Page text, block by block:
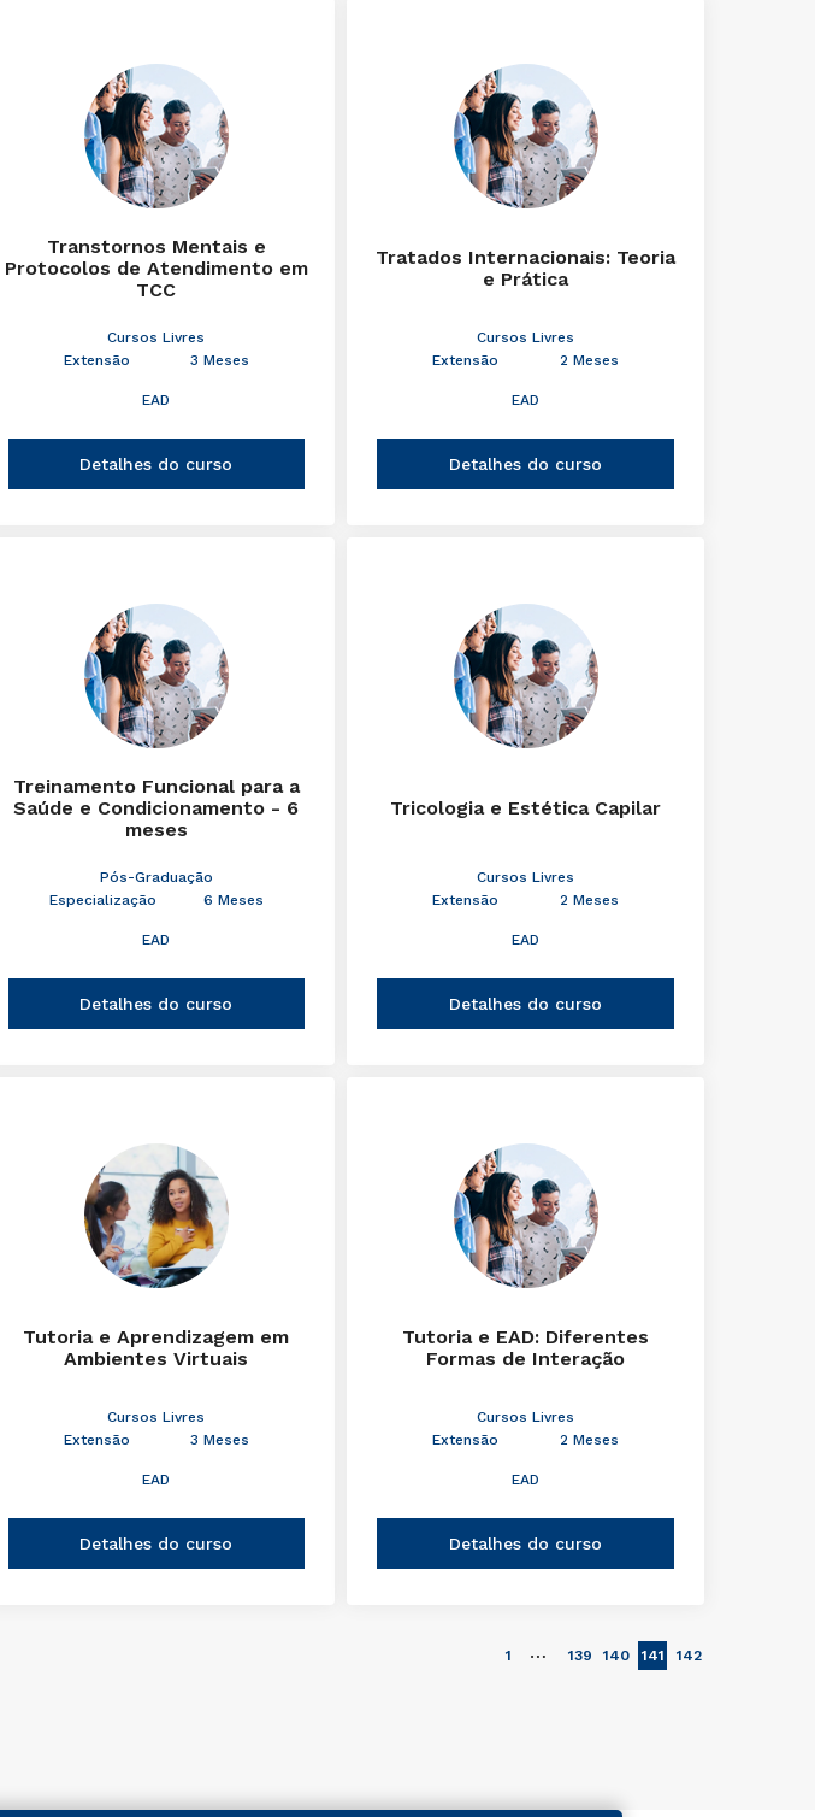
Transtornos Mentais e
Protocolos de Atendimento em
TCC
Cursos Livres
Extensão
3 Meses
EAD
Detalhes do curso
Tratados Internacionais: Teoria
e Prática
Cursos Livres
Extensão
2 Meses
EAD
Detalhes do curso
Treinamento Funcional para a
Saúde e Condicionamento - 6
meses
Pós-Graduação
Especialização
6 Meses
EAD
Detalhes do curso
Tricologia e Estética Capilar
Cursos Livres
Extensão
2 Meses
EAD
Detalhes do curso
Tutoria e Aprendizagem em
Ambientes Virtuais
Cursos Livres
Extensão
3 Meses
EAD
Detalhes do curso
Tutoria e EAD: Diferentes
Formas de Interação
Cursos Livres
Extensão
2 Meses
EAD
Detalhes do curso
1 … 139 140 141 142